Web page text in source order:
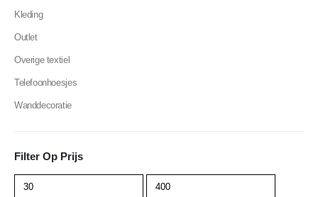
Kleding
Outlet
Overige textiel
Telefoonhoesjes
Wanddecoratie
Filter Op Prijs